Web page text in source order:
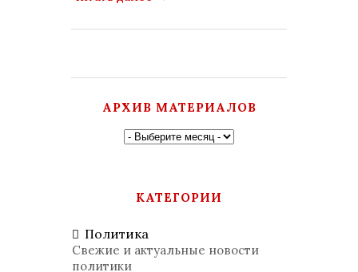
АРХИВ МАТЕРИАЛОВ
КАТЕГОРИИ
Политика
Свежие и актуальные новости
политики